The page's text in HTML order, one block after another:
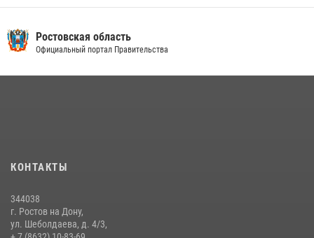
продажи
13 июля 2026, 10:22
В донской столице Росгвардия приняла участие в оперативно-
профилактических мероприятиях в районе рынков «Темерник»
Ростовская область
Официальный портал Правительства
КОНТАКТЫ
344038
г. Ростов на Дону,
ул. Шеболдаева, д. 4/3,